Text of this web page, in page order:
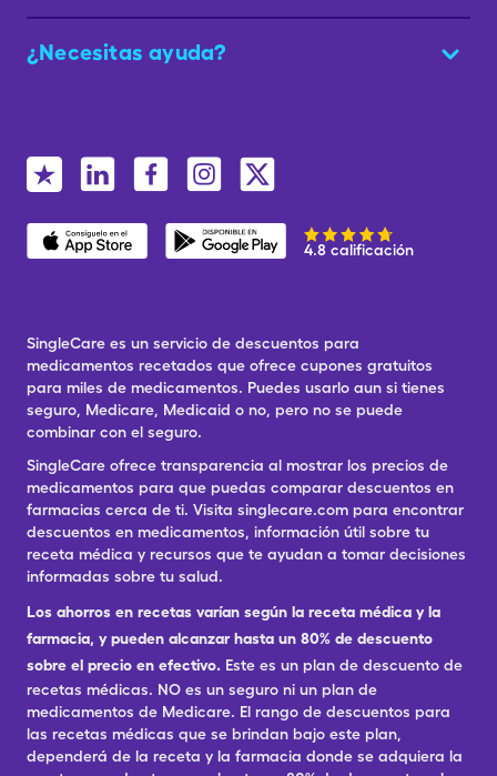
¿Necesitas ayuda?
4.8 calificación
SingleCare es un servicio de descuentos para
medicamentos recetados que ofrece cupones gratuitos
para miles de medicamentos. Puedes usarlo aun si tienes
seguro, Medicare, Medicaid o no, pero no se puede
combinar con el seguro.
SingleCare ofrece transparencia al mostrar los precios de
medicamentos para que puedas comparar descuentos en
farmacias cerca de ti. Visita singlecare.com para encontrar
descuentos en medicamentos, información útil sobre tu
receta médica y recursos que te ayudan a tomar decisiones
informadas sobre tu salud.
Los ahorros en recetas varían según la receta médica y la
farmacia, y pueden alcanzar hasta un 80% de descuento
sobre el precio en efectivo. Este es un plan de descuento de
recetas médicas. NO es un seguro ni un plan de
medicamentos de Medicare. El rango de descuentos para
las recetas médicas que se brindan bajo este plan,
dependerá de la receta y la farmacia donde se adquiera la